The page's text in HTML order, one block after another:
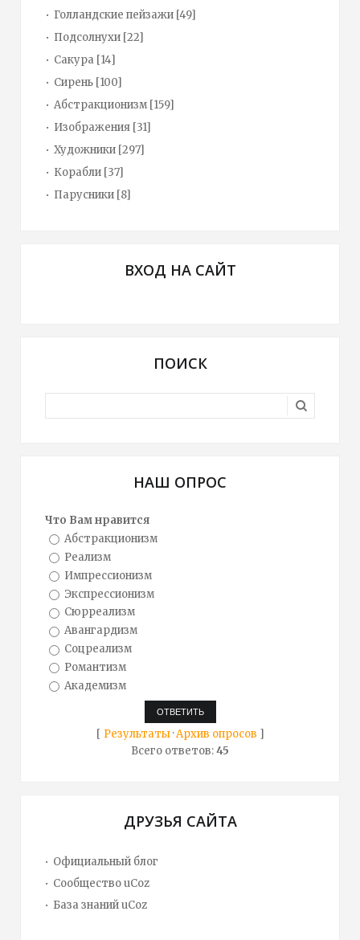
Голландские пейзажи [49]
Подсолнухи [22]
Сакура [14]
Сирень [100]
Абстракционизм [159]
Изображения [31]
Художники [297]
Корабли [37]
Парусники [8]
ВХОД НА САЙТ
ПОИСК
НАШ ОПРОС
Что Вам нравится
Абстракционизм
Реализм
Импрессионизм
Экспрессионизм
Сюрреализм
Авангардизм
Соцреализм
Романтизм
Академизм
[ Результаты·Архив опросов ]
Всего ответов:45
ДРУЗЬЯ САЙТА
Официальный блог
Сообщество uCoz
База знаний uCoz